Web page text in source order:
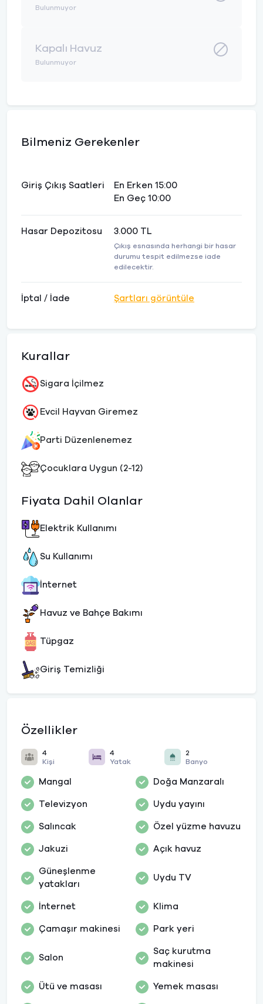
Bulunmuyor
Kapalı Havuz
Bulunmuyor
Bilmeniz Gerekenler
Giriş Çıkış Saatleri
En Erken 15:00
En Geç 10:00
Hasar Depozitosu 3.000 TL
Çıkış esnasında herhangi bir hasar
durumu tespit edilmezse iade
edilecektir.
İptal / İade Şartları görüntüle
Kurallar
Sigara İçilmez
Evcil Hayvan Giremez
Parti Düzenlenemez
Çocuklara Uygun (2-12)
Fiyata Dahil Olanlar
Elektrik Kullanımı
Su Kullanımı
İnternet
Havuz ve Bahçe Bakımı
Tüpgaz
Giriş Temizliği
Özellikler
4
Kişi
4
Yatak
2
Banyo
Mangal Doğa Manzaralı
Televizyon Uydu yayını
Salıncak Özel yüzme havuzu
Jakuzi Açık havuz
Güneşlenme
yatakları
Uydu TV
İnternet Klima
Çamaşır makinesi Park yeri
Salon
Saç kurutma
makinesi
Ütü ve masası Yemek masası